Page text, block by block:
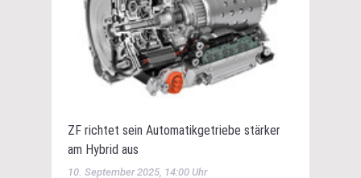
ZF richtet sein Automatikgetriebe stärker
am Hybrid aus
10. September 2025, 14:00 Uhr